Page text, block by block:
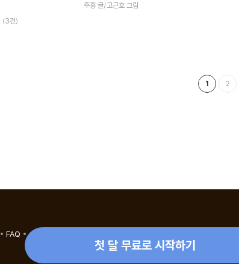
(3건)
주홍 글/고근호 그림
1 2
첫 달 무료로 시작하기
FAQ eBook 1:1 문의/채팅상담